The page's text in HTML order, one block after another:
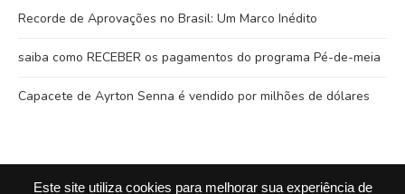
Este site utiliza cookies para melhorar sua experiência de
Recorde de Aprovações no Brasil: Um Marco Inédito
saiba como RECEBER os pagamentos do programa Pé-de-meia
Capacete de Ayrton Senna é vendido por milhões de dólares